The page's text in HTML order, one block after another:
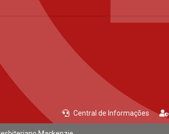
Central de Informações